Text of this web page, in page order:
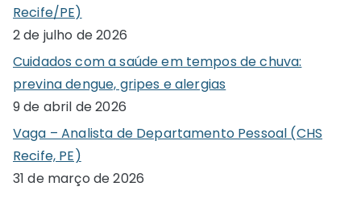
Recife/PE)
2 de julho de 2026
Cuidados com a saúde em tempos de chuva:
previna dengue, gripes e alergias
9 de abril de 2026
Vaga – Analista de Departamento Pessoal (CHS
Recife, PE)
31 de março de 2026